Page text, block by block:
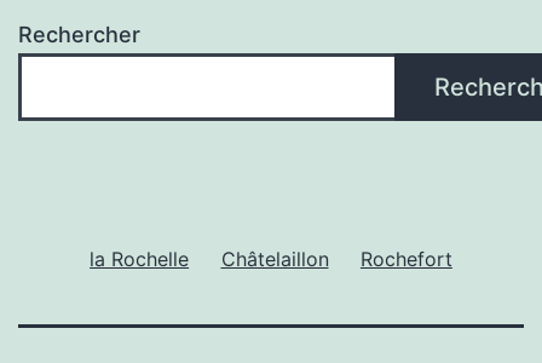
Rechercher
la Rochelle Châtelaillon Rochefort